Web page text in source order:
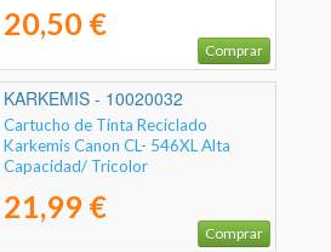
20,50 €
Comprar
KARKEMIS - 10020032
Cartucho de Tinta Reciclado
Karkemis Canon CL- 546XL Alta
Capacidad/ Tricolor
21,99 €
Comprar